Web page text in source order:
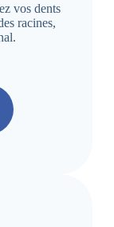
vos dents
racines,